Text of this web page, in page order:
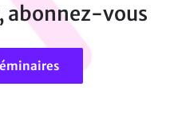
abonnez-vous